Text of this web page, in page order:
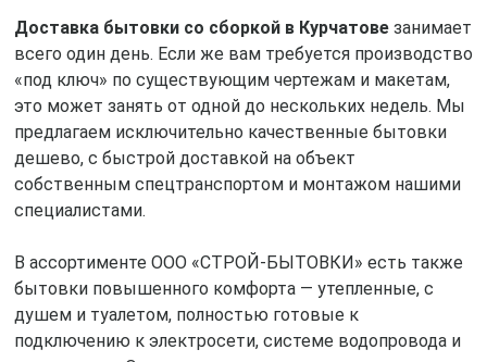
Доставка бытовки со сборкой в Курчатовезанимает
всего один день. Если же вам требуется производство
«под ключ» по существующим чертежам и макетам,
это может занять от одной до нескольких недель. Мы
предлагаем исключительно качественные бытовки
дешево, с быстрой доставкой на объект
собственным спецтранспортом и монтажом нашими
специалистами.
В ассортименте ООО «СТРОЙ-БЫТОВКИ» есть также
бытовки повышенного комфорта — утепленные, с
душем и туалетом, полностью готовые к
подключению к электросети, системе водопровода и